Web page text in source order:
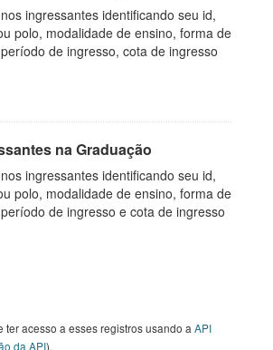
ingressantes identificando seu id,
polo, modalidade de ensino, forma de
de ingresso, cota de ingresso
na Graduação
ingressantes identificando seu id,
polo, modalidade de ensino, forma de
de ingresso e cota de ingresso
ter acesso a esses registros usando a API
da API).